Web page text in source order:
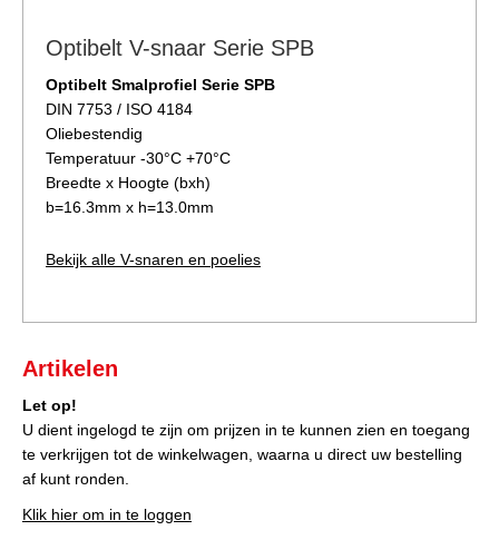
Optibelt V-snaar Serie SPB
Optibelt Smalprofiel Serie SPB
DIN 7753 / ISO 4184
Oliebestendig
Temperatuur -30°C +70°C
Breedte x Hoogte (bxh)
b=16.3mm x h=13.0mm
Bekijk alle V-snaren en poelies
Artikelen
Let op!
U dient ingelogd te zijn om prijzen in te kunnen zien en toegang
te verkrijgen tot de winkelwagen, waarna u direct uw bestelling
af kunt ronden.
Klik hier om in te loggen